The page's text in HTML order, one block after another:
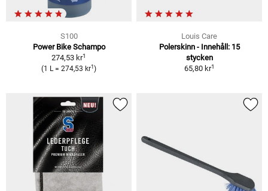
S100
Power Bike Schampo
274,53 kr1
(1 L = 274,53 kr1 )
Louis Care
Polerskinn - Innehåll: 15
stycken
65,80 kr1